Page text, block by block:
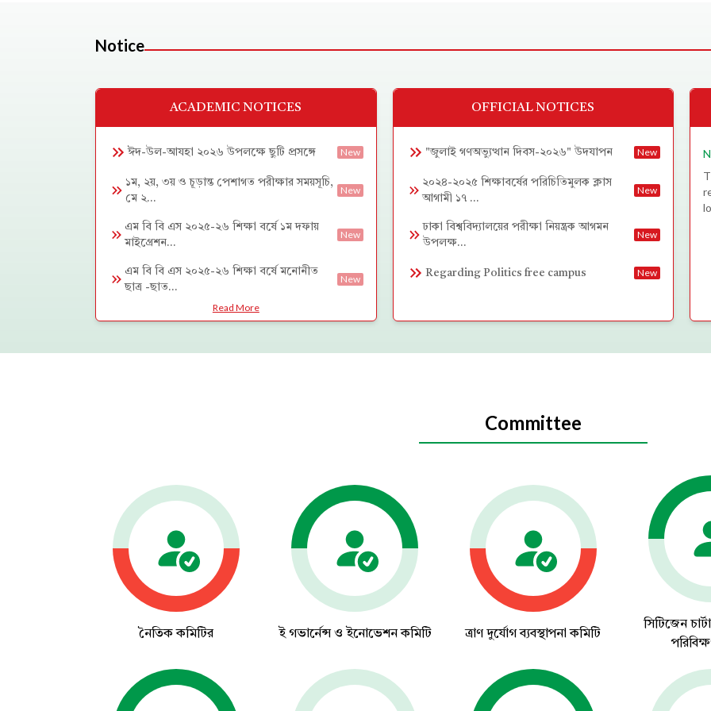
Notice
ACADEMIC NOTICES
ঈদ-উল-আযহা ২০২৬ উপলক্ষে ছুটি প্রসঙ্গে New
১ম, ২য়, ৩য় ও চূড়ান্ত পেশাগত পরীক্ষার সময়সূচি,
মে ২...
New
এম বি বি এস ২০২৫-২৬ শিক্ষা বর্ষে ১ম দফায়
মাইগ্রেশন...
New
এম বি বি এস ২০২৫-২৬ শিক্ষা বর্ষে মনোনীত
ছাত্র -ছাত...
New
Read More
OFFICIAL NOTICES
"জুলাই গণঅভ্যুত্থান দিবস-২০২৬" উদযাপন New
২০২৪-২০২৫ শিক্ষাবর্ষের পরিচিতিমুলক ক্লাস
আগামী ১৭ ...
New
ঢাকা বিশ্ববিদ্যালয়ের পরীক্ষা নিয়ন্ত্রক আগমন
উপলক্ষ...
New
Regarding Politics free campus New
Committee
নৈতিক কমিটির ই গভার্নেন্স ও ইনোভেশন কমিটি ত্রাণ দুর্যোগ ব্যবস্থাপনা কমিটি
সিটিজেন